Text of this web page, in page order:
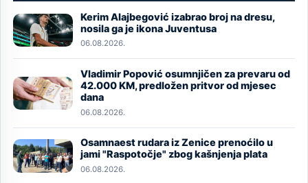
Image
Kerim Alajbegović izabrao broj na dresu,
nosila ga je ikona Juventusa
06.08.2026.
Image
Vladimir Popović osumnjičen za prevaru od
42.000 KM, predložen pritvor od mjesec
dana
06.08.2026.
Image
Osamnaest rudara iz Zenice prenoćilo u
jami "Raspotočje" zbog kašnjenja plata
06.08.2026.